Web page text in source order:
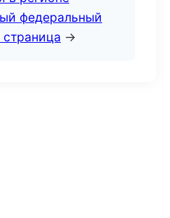
федеральный
страница →